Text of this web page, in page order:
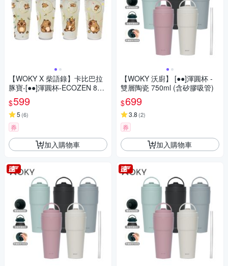
【WOKY X 柴語錄】卡比巴拉
豚寶-[●●]渾圓杯-ECOZEN 880
ml
$599
5 (6)
券
加入購物車
【WOKY 沃廚】 [●●]渾圓杯 -
雙層陶瓷 750ml (含矽膠吸管)
$699
3.8 (2)
券
加入購物車